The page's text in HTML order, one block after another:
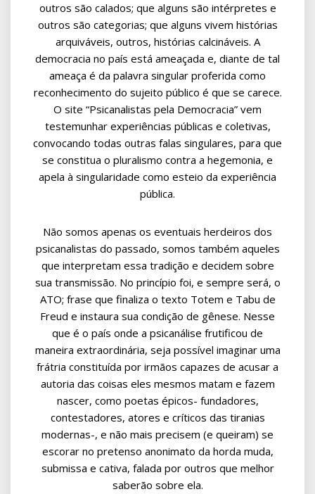
outros são calados; que alguns são intérpretes e
outros são categorias; que alguns vivem histórias
arquiváveis, outros, histórias calcináveis. A
democracia no país está ameaçada e, diante de tal
ameaça é da palavra singular proferida como
reconhecimento do sujeito público é que se carece.
O site “Psicanalistas pela Democracia” vem
testemunhar experiências públicas e coletivas,
convocando todas outras falas singulares, para que
se constitua o pluralismo contra a hegemonia, e
apela à singularidade como esteio da experiência
pública.
Não somos apenas os eventuais herdeiros dos
psicanalistas do passado, somos também aqueles
que interpretam essa tradição e decidem sobre
sua transmissão. No princípio foi, e sempre será, o
ATO; frase que finaliza o texto Totem e Tabu de
Freud e instaura sua condição de gênese. Nesse
que é o país onde a psicanálise frutificou de
maneira extraordinária, seja possível imaginar uma
frátria constituída por irmãos capazes de acusar a
autoria das coisas eles mesmos matam e fazem
nascer, como poetas épicos- fundadores,
contestadores, atores e críticos das tiranias
modernas-, e não mais precisem (e queiram) se
escorar no pretenso anonimato da horda muda,
submissa e cativa, falada por outros que melhor
saberão sobre ela.